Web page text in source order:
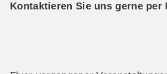
Kontaktieren Sie uns gerne per